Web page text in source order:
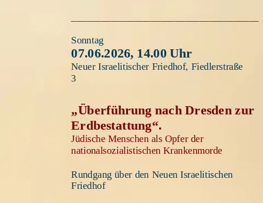
Sonntag
07.06.2026, 14.00 Uhr
Neuer Israelitischer Friedhof, Fiedlerstraße
3
„Überführung nach Dresden zur
Erdbestattung“.
Jüdische Menschen als Opfer der
nationalsozialistischen Krankenmorde
Rundgang über den Neuen Israelitischen
Friedhof